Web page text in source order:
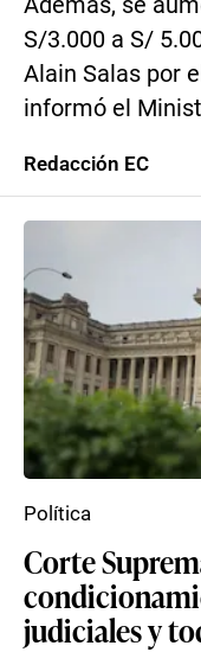
S/3.000 a S/
Alain Salas por
informó el
Redacción EC
Corte
judiciales y
Política